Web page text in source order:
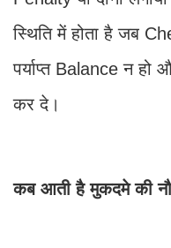
स्थिति में होता है जब
पर्याप्‍त Balance न
कर दे।
कब आती है मुकदमे की